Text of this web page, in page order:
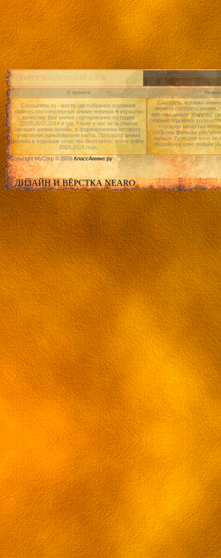
ИНФОРМАЦИОННЫЙ БЛОК
О проекте
Classanime.ru - место где собранно огромное
количество популярных аниме новинок в хорошем
качестве. Все аниме сортированно по годам
(2016,2015,2014 и тд). Также у нас есть список
лучших аниме онлайн, в формировании которого
участвуют пользователи сайта. Просмотр аниме
онлайн в хорошем качестве бесплатно. anime online
2015,2016 года.
Смотреть новинки
можете смотреть аниме
новинки аниме: Наруто2
собрано огромное
хорошем качестве
собраны фильмы
онлайн, Турецкое кино
Индийское кино
Copyright MyCorp © 2026КлассАниме.ру
ДИЗАЙН И ВЁРСТКА NEARO